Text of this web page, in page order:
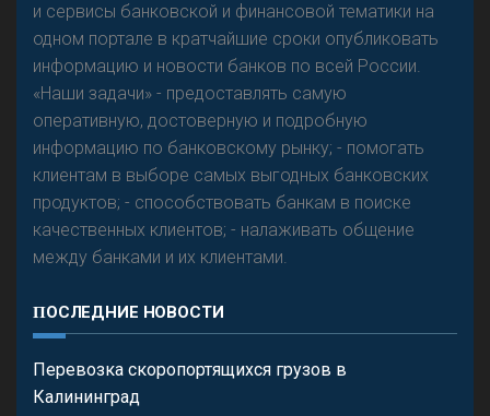
и сервисы банковской и финансовой тематики на
одном портале в кратчайшие сроки опубликовать
информацию и новости банков по всей России.
«Наши задачи» - предоставлять самую
оперативную, достоверную и подробную
информацию по банковскому рынку; - помогать
клиентам в выборе самых выгодных банковских
продуктов; - способствовать банкам в поиске
качественных клиентов; - налаживать общение
между банками и их клиентами.
ПОСЛЕДНИЕ НОВОСТИ
Перевозка скоропортящихся грузов в
Калининград